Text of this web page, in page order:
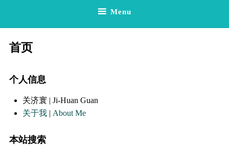
Menu
首页
个人信息
关济寰 | Ji-Huan Guan
关于我| About Me
本站搜索